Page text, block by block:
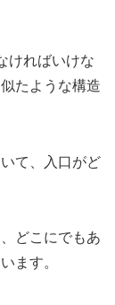
ければいけな
たような構造
て、入口がど
どこにでもあ
ます。